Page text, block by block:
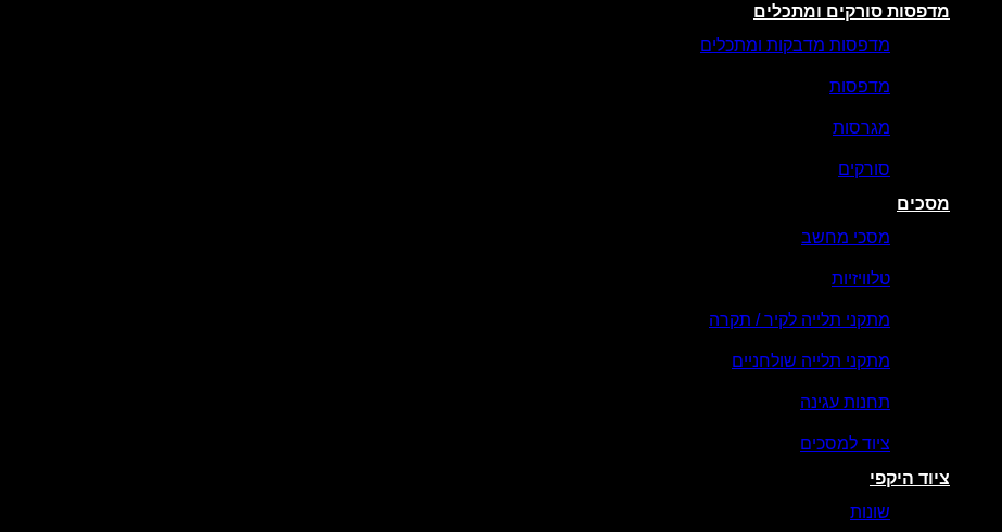
מדפסות סורקים ומתכלים
מדפסות מדבקות ומתכלים
מדפסות
מגרסות
סורקים
מסכים
מסכי מחשב
טלוויזיות
מתקני תלייה לקיר / תקרה
מתקני תלייה שולחניים
תחנות עגינה
ציוד למסכים
ציוד היקפי
שונות